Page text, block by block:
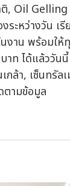
ติ, Oil Gelling
ะหว่างวัน เรี
งาน พร้อมให้
าท ได้แล้ววัน
ล้า, เซ็นทรัล
ตามข้อมูล